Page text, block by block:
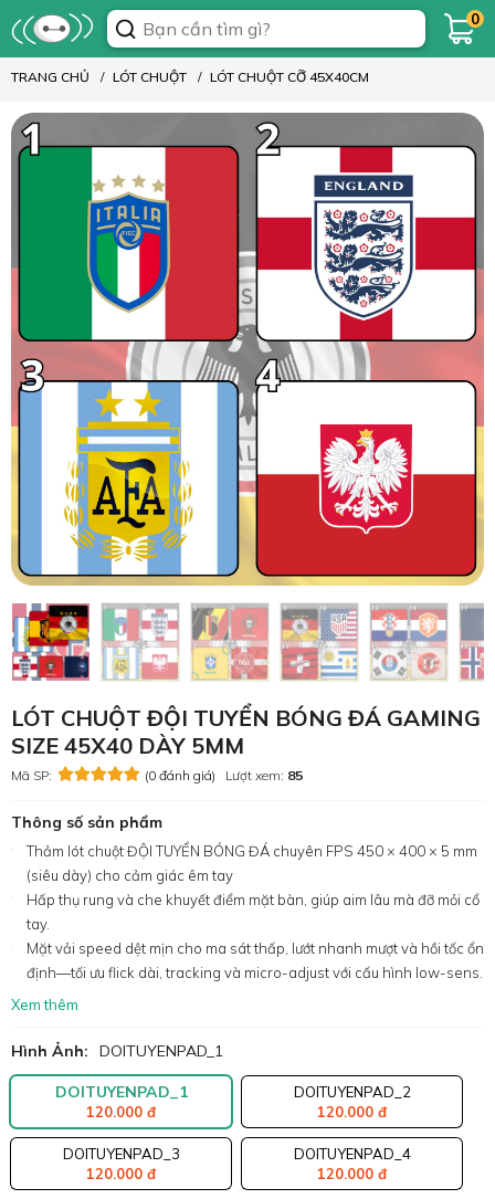
0
TRANG CHỦ LÓT CHUỘT LÓT CHUỘT CỠ 45X40CM
LÓT CHUỘT ĐỘI TUYỂN BÓNG ĐÁ GAMING
SIZE 45X40 DÀY 5MM
Mã SP: (0 đánh giá) Lượt xem: 85
Thông số sản phẩm
Thảm lót chuột ĐỘI TUYỂN BÓNG ĐÁ chuyên FPS 450 × 400 × 5 mm
(siêu dày) cho cảm giác êm tay
Hấp thụ rung và che khuyết điểm mặt bàn, giúp aim lâu mà đỡ mỏi cổ
tay.
Mặt vải speed dệt mịn cho ma sát thấp, lướt nhanh mượt và hồi tốc ổn
định—tối ưu flick dài, tracking và micro-adjust với cấu hình low-sens.
Xem thêm
Hình Ảnh: DOITUYENPAD_1
DOITUYENPAD_1
120.000 đ
DOITUYENPAD_2
120.000 đ
DOITUYENPAD_3
120.000 đ
DOITUYENPAD_4
120.000 đ